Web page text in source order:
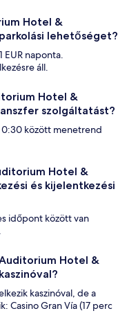
Hotel &
lehetőséget?
EUR naponta.
áll.
Hotel &
szolgáltatást?
között menetrend
Hotel &
és kijelentkezési
időpont között van
Hotel &
kaszinóval, de a
Casino Gran Vía (17 perc